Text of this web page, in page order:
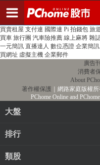
PChome首頁 線上購物 24h購物 書店
買賣租屋 支付連 國際連 Pi 拍錢包 旅
買車 旅行團 汽車險推薦 線上麻將 雜
一元簡訊 直播達人 數位憑證 企業簡訊
買網址 虛擬主機 企業郵件
廣告
消費者
About
著作權保護 ｜網路家庭版權
PChome Online and
大盤
排行
類股